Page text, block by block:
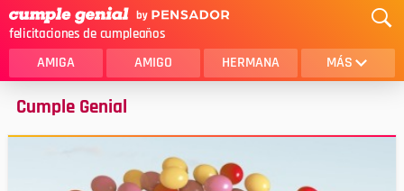
felicitaciones de cumpleaños
AMIGA AMIGO HERMANA MÁS
MAMA
SOBRINA
Cumple Genial